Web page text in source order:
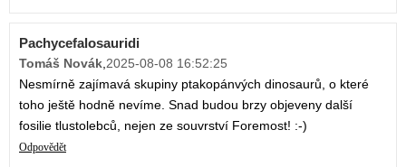
Pachycefalosauridi
Tomáš Novák 2025-08-08 16:52:25
Nesmírně zajímavá skupiny ptakopánvých dinosaurů, o které
toho ještě hodně nevíme. Snad budou brzy objeveny další
fosilie tlustolebců, nejen ze souvrství Foremost! :-)
Odpovědět